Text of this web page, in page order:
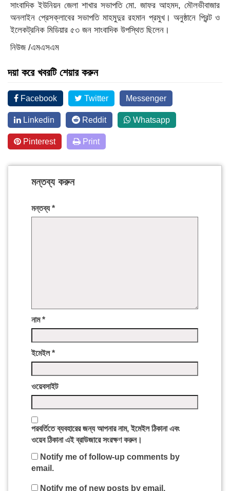
সাংবাদিক ইউনিয়ন জেলা শাখার সভাপতি মো. জাফর আহমদ, মৌলভীবাজার
অনলাইন প্রেসক্লাবের সভাপতি মাহমুদুর রহমান প্রমুখ। অনুষ্ঠানে প্রিন্ট ও
ইলেকট্রনিক মিডিয়ার ৫৩ জন সাংবাদিক উপস্থিত ছিলেন।
নিউজ /এমএসএম
দয়া করে খবরটি শেয়ার করুন
Facebook Twitter Messenger
Linkedin Reddit Whatsapp
Pinterest Print
মন্তব্য করুন
মন্তব্য*
নাম*
ইমেইল*
ওয়েবসাইট
পরবর্তিতে ব্যবহারের জন্য আপনার নাম, ইমেইল ঠিকানা এবং
ওয়েব ঠিকানা এই ব্রাউজারে সংরক্ষণ করুন।
Notify me of follow-up comments by
email.
Notify me of new posts by email.